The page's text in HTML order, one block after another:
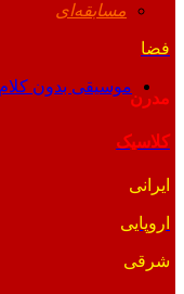
مسابقه‌ای
فضا
موسیقی بدون کلام
مدرن
کلاسیک
ایرانی
اروپایی
شرقی